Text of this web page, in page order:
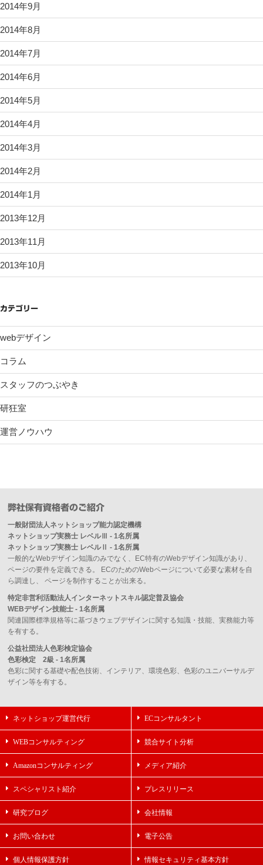
2014年9月
2014年8月
2014年7月
2014年6月
2014年5月
2014年4月
2014年3月
2014年2月
2014年1月
2013年12月
2013年11月
2013年10月
カテゴリー
webデザイン
コラム
スタッフのつぶやき
研狂室
運営ノウハウ
弊社保有資格者のご紹介
一般財団法人ネットショップ能力認定機構
ネットショップ実務士 レベルⅢ - 1名所属
ネットショップ実務士 レベルⅡ - 1名所属
一般的なWebデザイン知識のみでなく、EC特有のWebデザイン知識があり、
ページの要件を定義できる。 ECのためのWebページについて必要な素材を自
ら調達し、 ページを制作することが出来る。
特定非営利活動法人インターネットスキル認定普及協会
WEBデザイン技能士 - 1名所属
関連国際標準規格等に基づきウェブデザインに関する知識・技能、実務能力等
を有する。
公益社団法人色彩検定協会
色彩検定 2級 - 1名所属
色彩に関する基礎や配色技術、インテリア、環境色彩、色彩のユニバーサルデ
ザイン等を有する。
ネットショップ運営代行 ECコンサルタント
WEBコンサルティング 競合サイト分析
Amazonコンサルティング メディア紹介
スペシャリスト紹介 プレスリリース
研究ブログ 会社情報
お問い合わせ 電子公告
個人情報保護方針 情報セキュリティ基本方針